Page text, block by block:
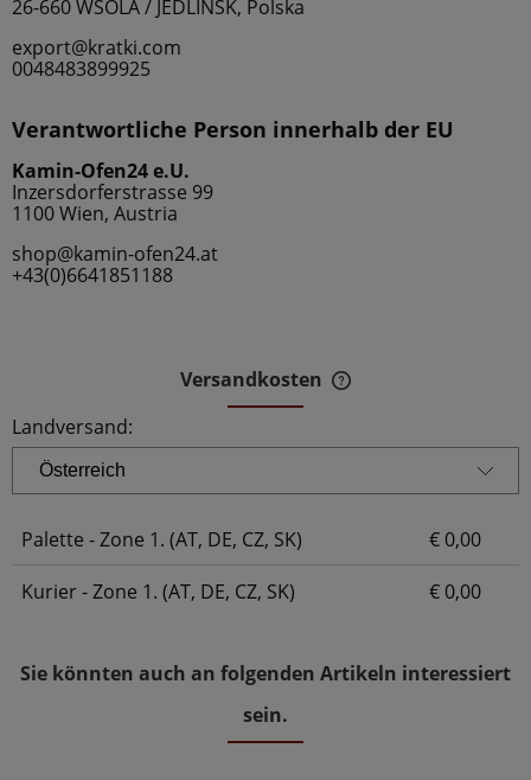
26-660 WSOLA / JEDLIŃSK, Polska
export@kratki.com
0048483899925
Verantwortliche Person innerhalb der EU
Kamin-Ofen24 e.U.
Inzersdorferstrasse 99
1100 Wien, Austria
shop@kamin-ofen24.at
+43(0)6641851188
Versandkosten
Landversand:
Palette - Zone 1. (AT, DE, CZ, SK) € 0,00
Kurier - Zone 1. (AT, DE, CZ, SK) € 0,00
Sie könnten auch an folgenden Artikeln interessiert
sein.